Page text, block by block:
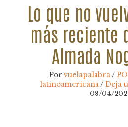
Lo que no
más reciente
Almada
Porvuelapalabra/
latinoamericana/ Deja
08/04/